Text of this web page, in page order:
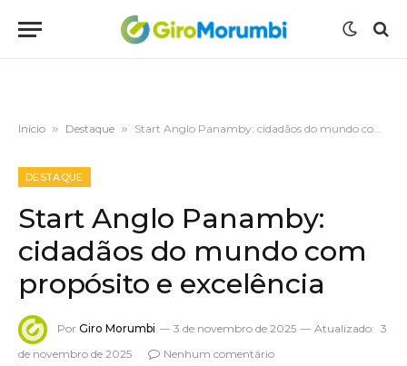
Início » Destaque » Start Anglo Panamby: cidadãos do mundo com propósito e excelência
DESTAQUE
Start Anglo Panamby:
cidadãos do mundo com
propósito e excelência
Por Giro Morumbi 3 de novembro de 2025 Atualizado: 3
de novembro de 2025
Nenhum comentário